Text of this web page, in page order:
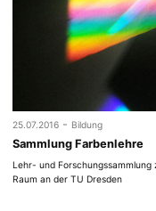
25.07.2016 - Bildung
Sammlung Farbenlehre
Lehr- und
Raum an der TU Dresden